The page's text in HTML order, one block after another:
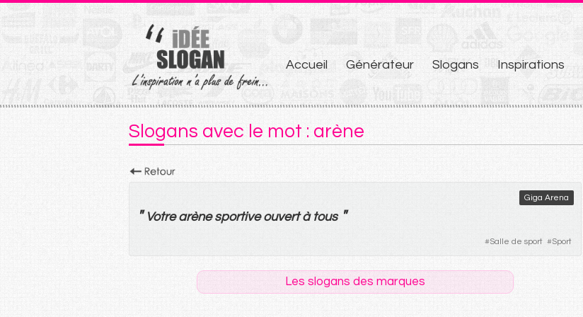
Aller
au
contenu
Accueil Générateur Slogans Inspirations
Slogans avec le mot : arène
Giga Arena
" Votre arène sportive ouvert à tous "
#Salle de sport #Sport
Les slogans des marques